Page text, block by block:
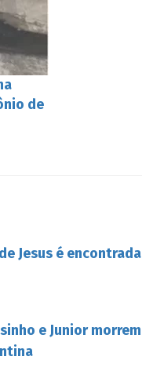
de
Jesus é encontrada
e Junior morrem